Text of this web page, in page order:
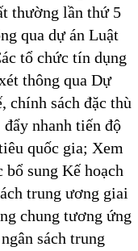
thường lần thứ 5
qua dự án Luật
tổ chức tín dụng
thông qua Dự
chính sách đặc thù
nhanh tiến độ
quốc gia; Xem
sung Kế hoạch
trung ương giai
chung tương ứng
sách trung